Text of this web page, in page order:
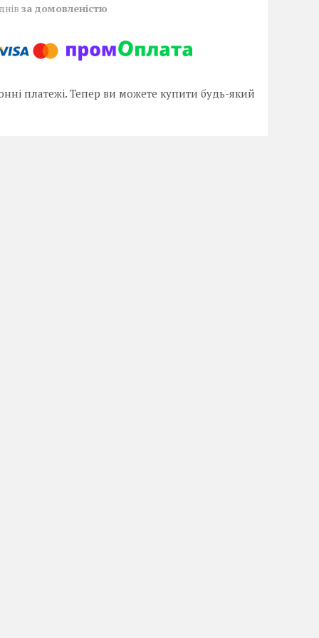
за домовленістю
платежі. Тепер ви можете купити будь-який